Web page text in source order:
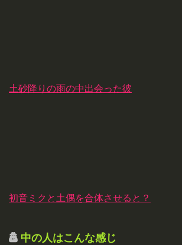
土砂降りの雨の中出会った彼
初音ミクと土偶を合体させると？
中の人はこんな感じ